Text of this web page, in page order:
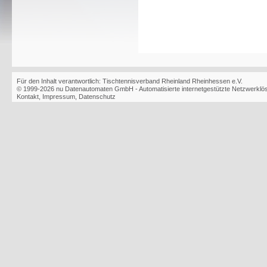
Für den Inhalt verantwortlich: Tischtennisverband Rheinland Rheinhessen e.V.
© 1999-2026 nu Datenautomaten GmbH - Automatisierte internetgestützte
Kontakt Impressum Datenschutz